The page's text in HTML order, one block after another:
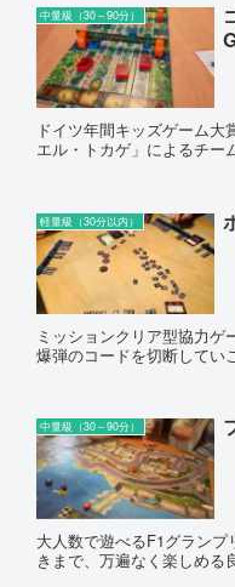
中量級（30～90分）
ドイツ年間キッズゲーム大
エル・トカゲ」によるチー
軽量級（30分以内）
ミッションクリア型協力ゲ
爆弾のコードを切断してい
中量級（30～90分）
大人数で遊べるF1グラン
きまで、万遍なく楽しめる